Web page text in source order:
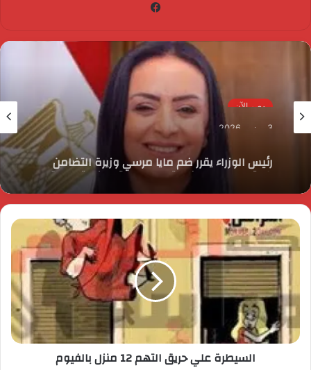
مصر الآن
رئيس الوزراء يقرر ضم مايا مرسي وزيرة التضامن
الاجتماعي إلى عضوية المجموعة الوزارية لريادة
الأعمال
السيطرة علي حريق التهم 12 منزل بالفيوم